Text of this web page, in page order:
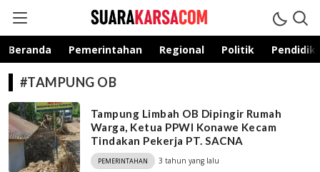
suarakarsa.com
Informasi terpercaya
Beranda Pemerintahan Regional Politik
#TAMPUNG OB
Tampung Limbah OB Dipingir Rumah
Warga, Ketua PPWI Konawe Kecam
Tindakan Pekerja PT. SACNA
PEMERINTAHAN 3 tahun yang lalu